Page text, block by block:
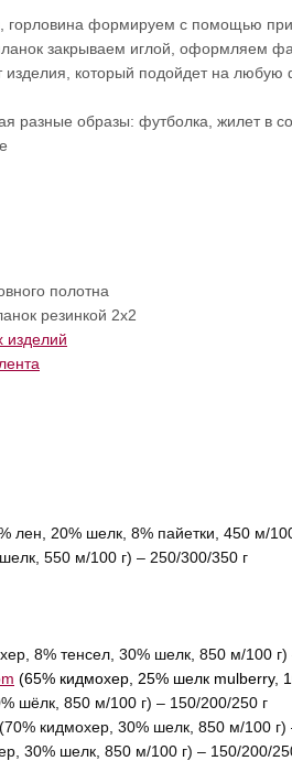
горловина формируем с помощью
закрываем иглой, оформляем
изделия, который подойдет на любую
разные образы: футболка, жилет в
полотна
резинкой 2х2
изделий
лен, 20% шелк, 8% пайетки, 450 м/
550 м/100 г) – 250/300/350 г
8% тенсел, 30% шелк, 850 м/100 г)
(65% кидмохер, 25% шелк mulberry,
шёлк, 850 м/100 г) – 150/200/250 г
(70% кидмохер, 30% шелк, 850 м/100 г)
30% шелк, 850 м/100 г) – 150/200/